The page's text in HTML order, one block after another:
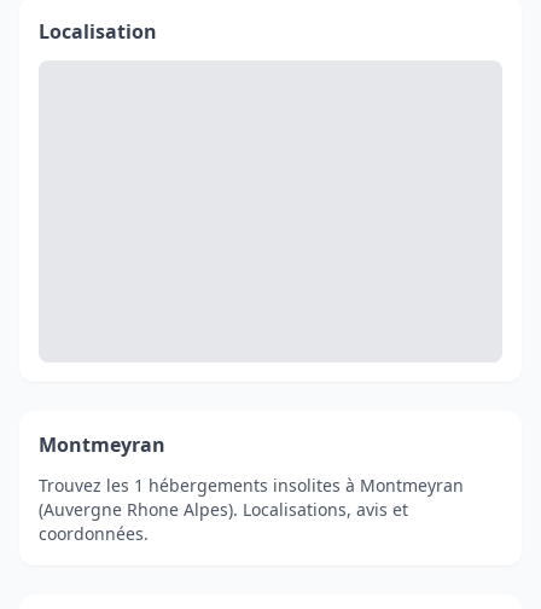
Localisation
Montmeyran
Trouvez les 1 hébergements insolites à Montmeyran
(Auvergne Rhone Alpes). Localisations, avis et
coordonnées.